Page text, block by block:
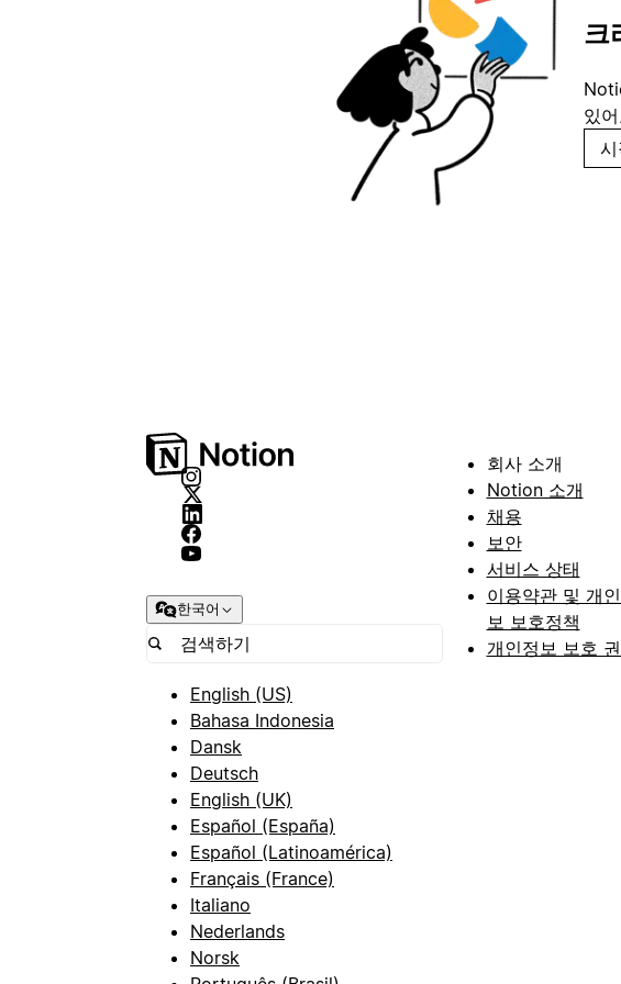
크
있
시
한국어
English (US)
Bahasa Indonesia
Dansk
Deutsch
English (UK)
Español (España)
Español (Latinoamérica)
Français (France)
Italiano
Nederlands
Norsk
회사 소개
Notion 소개
채용
보안
서비스 상태
이용약관 및 개
보 보호정책
개인정보 보호